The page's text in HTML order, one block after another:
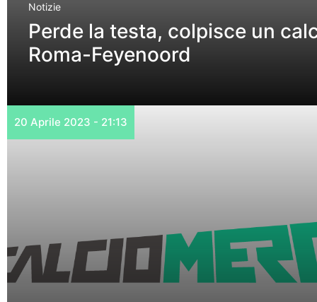
Notizie
Perde la testa, colpisce un
Roma-Feyenoord
20 Aprile 2023 - 21:13